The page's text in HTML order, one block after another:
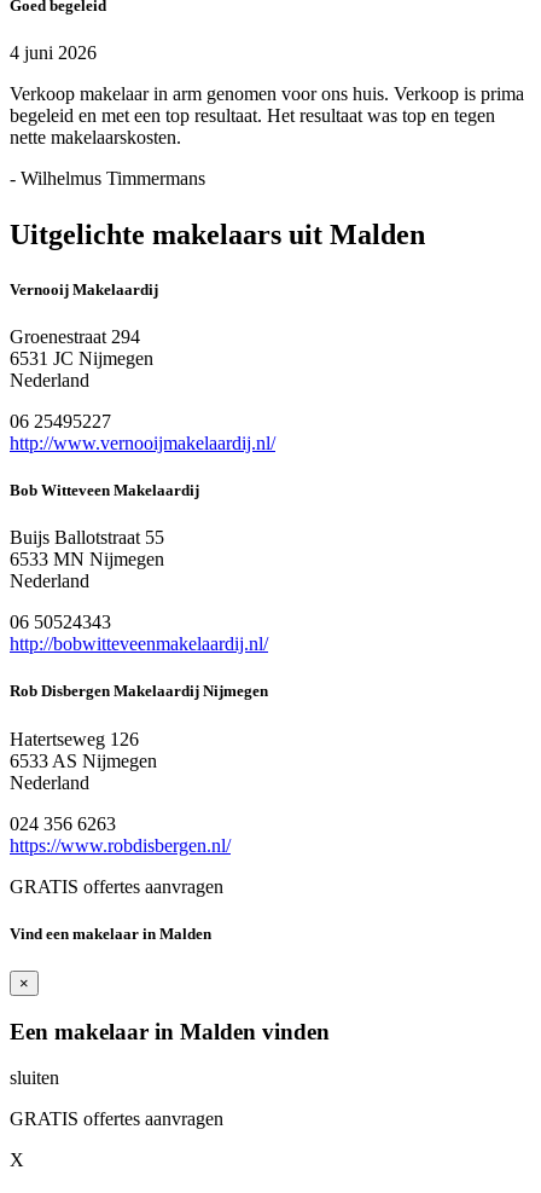
Goed begeleid
4 juni 2026
Verkoop makelaar in arm genomen voor ons huis. Verkoop is prima
begeleid en met een top resultaat. Het resultaat was top en tegen
nette makelaarskosten.
- Wilhelmus Timmermans
Uitgelichte makelaars uit Malden
Vernooij Makelaardij
Groenestraat 294
6531 JC Nijmegen
Nederland
06 25495227
http://www.vernooijmakelaardij.nl/
Bob Witteveen Makelaardij
Buijs Ballotstraat 55
6533 MN Nijmegen
Nederland
06 50524343
http://bobwitteveenmakelaardij.nl/
Rob Disbergen Makelaardij Nijmegen
Hatertseweg 126
6533 AS Nijmegen
Nederland
024 356 6263
https://www.robdisbergen.nl/
GRATIS offertes aanvragen
Vind een makelaar in Malden
×
Een makelaar in Malden vinden
sluiten
GRATIS offertes aanvragen
X